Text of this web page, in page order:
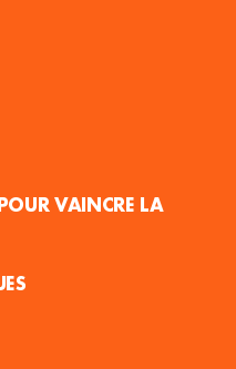
VAINCRE LA